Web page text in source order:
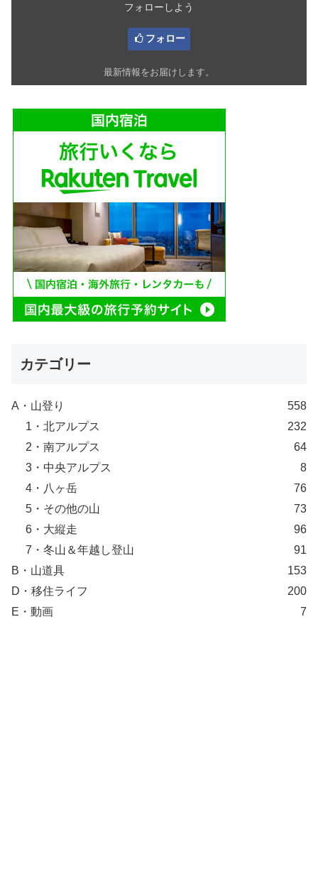
フォローしよう
フォロー
最新情報をお届けします。
カテゴリー
A・山登り
558
1・北アルプス
232
2・南アルプス
64
3・中央アルプス
8
4・八ヶ岳
76
5・その他の山
73
6・大縦走
96
7・冬山＆年越し登山
91
B・山道具
153
D・移住ライフ
200
E・動画
7